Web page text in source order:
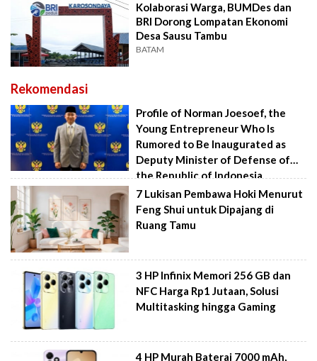
Kolaborasi Warga, BUMDes dan
BRI Dorong Lompatan Ekonomi
Desa Sausu Tambu
BATAM
Rekomendasi
Profile of Norman Joesoef, the
Young Entrepreneur Who Is
Rumored to Be Inaugurated as
Deputy Minister of Defense of
the Republic of Indonesia
7 Lukisan Pembawa Hoki Menurut
Feng Shui untuk Dipajang di
Ruang Tamu
3 HP Infinix Memori 256 GB dan
NFC Harga Rp1 Jutaan, Solusi
Multitasking hingga Gaming
4 HP Murah Baterai 7000 mAh,